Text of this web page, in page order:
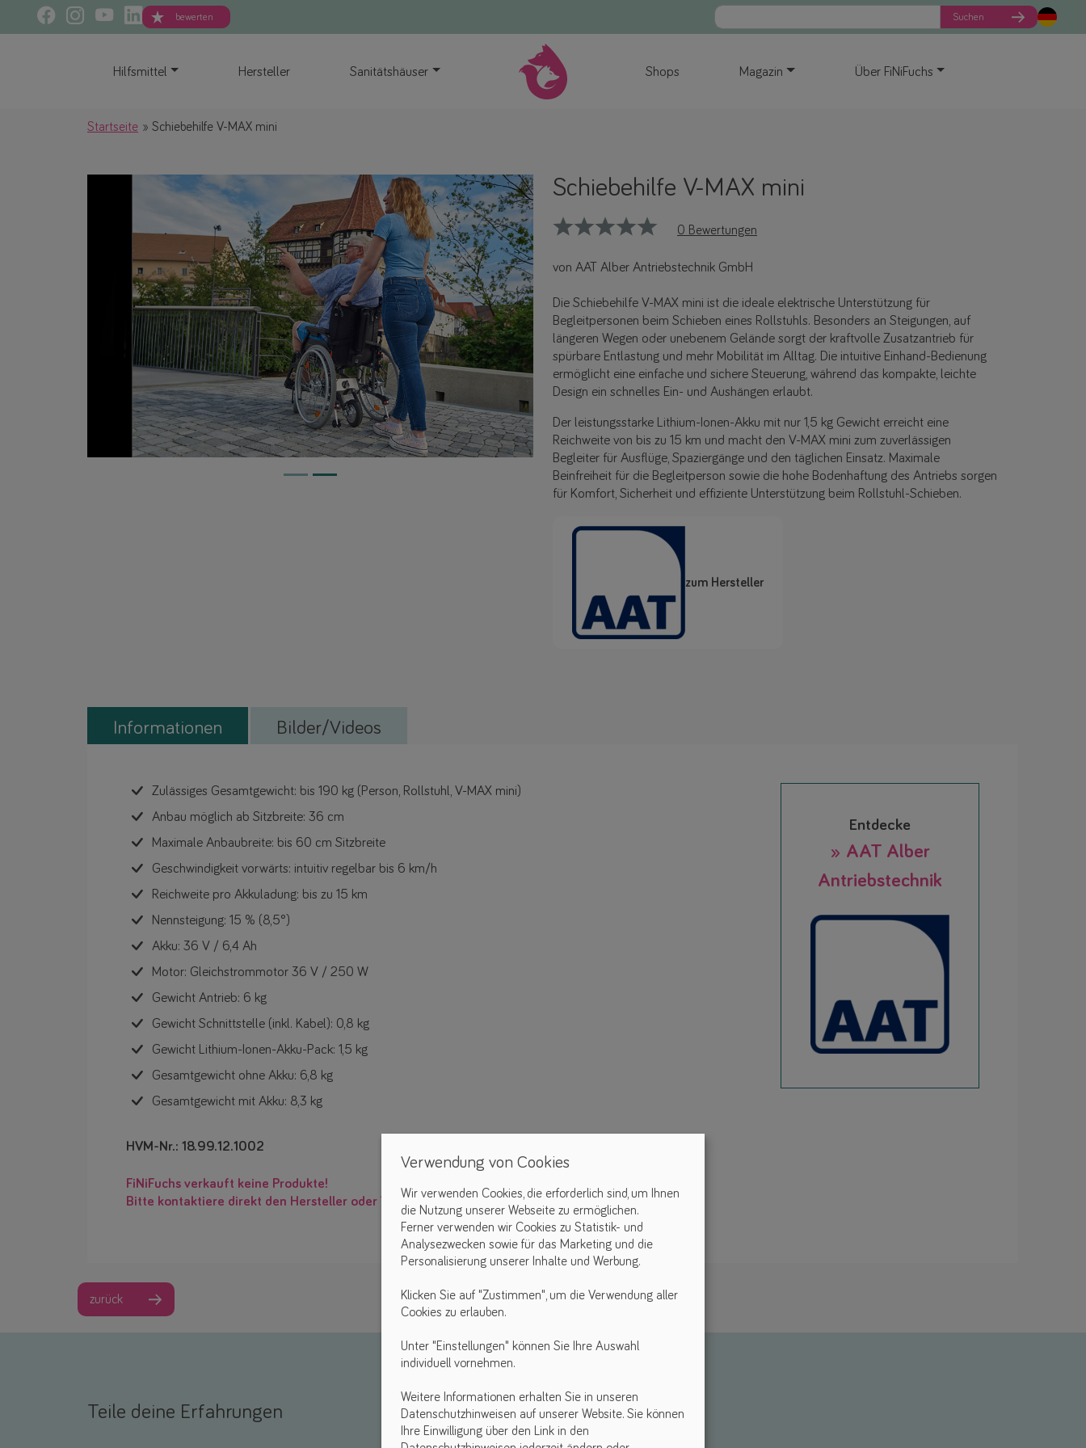
bewerten Suchen
Hilfsmittel Hersteller Sanitätshäuser Shops Magazin Über FiNiFuchs
Startseite Schiebehilfe V-MAX mini
Schiebehilfe V-MAX mini
0 Bewertungen
von AAT Alber Antriebstechnik GmbH
Die Schiebehilfe V-MAX mini ist die ideale elektrische Unterstützung für
Begleitpersonen beim Schieben eines Rollstuhls. Besonders an Steigungen, auf
längeren Wegen oder unebenem Gelände sorgt der kraftvolle Zusatzantrieb für
spürbare Entlastung und mehr Mobilität im Alltag. Die intuitive Einhand-Bedienung
ermöglicht eine einfache und sichere Steuerung, während das kompakte, leichte
Design ein schnelles Ein- und Aushängen erlaubt.
Der leistungsstarke Lithium-Ionen-Akku mit nur 1,5 kg Gewicht erreicht eine
Reichweite von bis zu 15 km und macht den V-MAX mini zum zuverlässigen
Begleiter für Ausflüge, Spaziergänge und den täglichen Einsatz. Maximale
Beinfreiheit für die Begleitperson sowie die hohe Bodenhaftung des Antriebs sorgen
für Komfort, Sicherheit und effiziente Unterstützung beim Rollstuhl-Schieben.
zum Hersteller
Informationen Bilder/Videos
Zulässiges Gesamtgewicht: bis 190 kg (Person, Rollstuhl, V-MAX mini)
Anbau möglich ab Sitzbreite: 36 cm
Maximale Anbaubreite: bis 60 cm Sitzbreite
Geschwindigkeit vorwärts: intuitiv regelbar bis 6 km/h
Reichweite pro Akkuladung: bis zu 15 km
Nennsteigung: 15 % (8,5°)
Akku: 36 V / 6,4 Ah
Motor: Gleichstrommotor 36 V / 250 W
Gewicht Antrieb: 6 kg
Gewicht Schnittstelle (inkl. Kabel): 0,8 kg
Gewicht Lithium-Ionen-Akku-Pack: 1,5 kg
Gesamtgewicht ohne Akku: 6,8 kg
Gesamtgewicht mit Akku: 8,3 kg
HVM-Nr.: 18.99.12.1002
FiNiFuchs verkauft keine Produkte!
Bitte kontaktiere direkt den Hersteller oder Vertreiber.
Entdecke
» AAT Alber
Antriebstechnik
zurück
Teile deine Erfahrungen
Verwendung von Cookies
Wir verwenden Cookies, die erforderlich sind, um Ihnen
die Nutzung unserer Webseite zu ermöglichen.
Ferner verwenden wir Cookies zu Statistik- und
Analysezwecken sowie für das Marketing und die
Personalisierung unserer Inhalte und Werbung.
Klicken Sie auf "Zustimmen", um die Verwendung aller
Cookies zu erlauben.
Unter "Einstellungen" können Sie Ihre Auswahl
individuell vornehmen.
Weitere Informationen erhalten Sie in unseren
Datenschutzhinweisen auf unserer Website. Sie können
Ihre Einwilligung über den Link in den